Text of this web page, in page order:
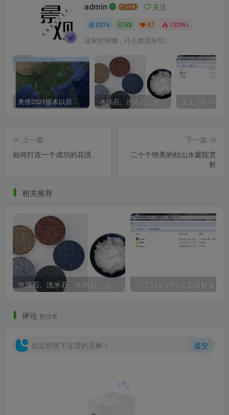
效果图.png
一湾分区平面图.png
admin 关注
2374 53 67 132W+
这家伙很懒，什么都没有写...
奥维2021版本以后不能用谷歌地图？最新解决办法苹果安卓电脑 水洗石、洗米石、水刷石、水磨石、胶粘石傻傻分不清楚
上一篇
如何打造一个成功的花境
下一篇
二十个绝美的枯山水庭院赏
析
相关推荐
评论 抢沙发
欢迎您留下宝贵的见解！ 提交